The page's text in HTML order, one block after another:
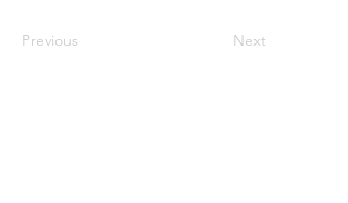
Previous Next